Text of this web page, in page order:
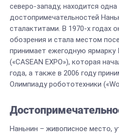
северо-западу, находится одна
достопримечательностей
сталактитами. В 1970-х годах
обозрения и стала местом
принимает ежегодную
(«CASEAN EXPO»), которая
года, а также в 2006 году
Олимпиаду робототехники
Наньнин – живописное место,